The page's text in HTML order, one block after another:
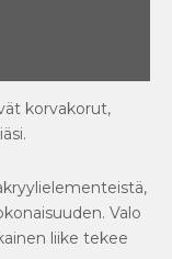
korvakorut,
Valo
liike tekee